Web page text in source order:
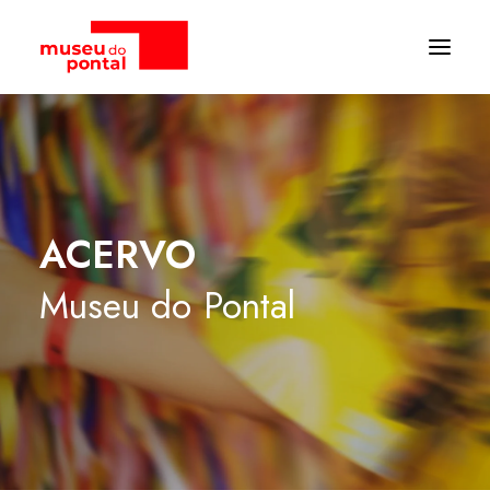
ACERVO
Museu do Pontal